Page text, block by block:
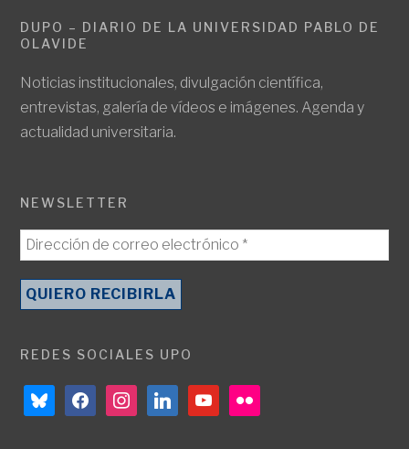
DUPO – DIARIO DE LA UNIVERSIDAD PABLO DE
OLAVIDE
Noticias institucionales, divulgación científica,
entrevistas, galería de vídeos e imágenes. Agenda y
actualidad universitaria.
NEWSLETTER
REDES SOCIALES UPO
blueskyfacebookinstagramlinkedinyoutubeflickr